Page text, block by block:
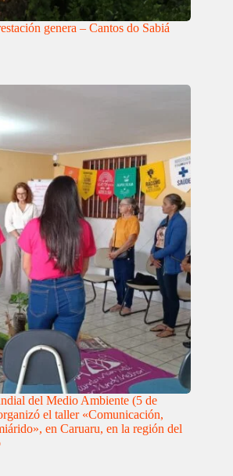
genera – Cantos do Sabiá
del Medio Ambiente (5 de
el taller «Comunicación,
en Caruaru, en la región del